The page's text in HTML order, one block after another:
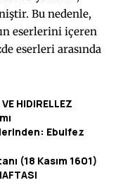
Bu nedenle,
eserlerini içeren
eserleri arasında
HIDIRELLEZ
Ebulfez
(18 Kasım 1601)